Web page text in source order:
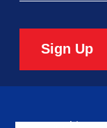
Sign Up